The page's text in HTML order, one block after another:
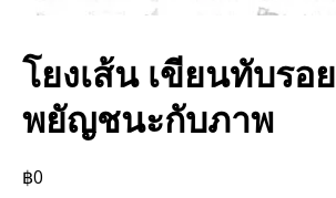
โยงเส้น เขียนทับรอย
พยัญชนะกับภาพ
฿0